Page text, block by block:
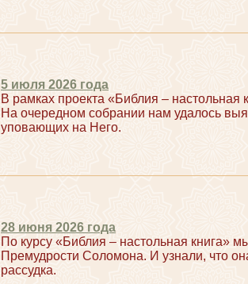
5 июля 2026 года
В рамках проекта «Библия –
На очередном собрании нам удалось
уповающих на Него.
28 июня 2026 года
По курсу «Библия – настольная книга»
Премудрости Соломона. И узнали, что
рассудка.